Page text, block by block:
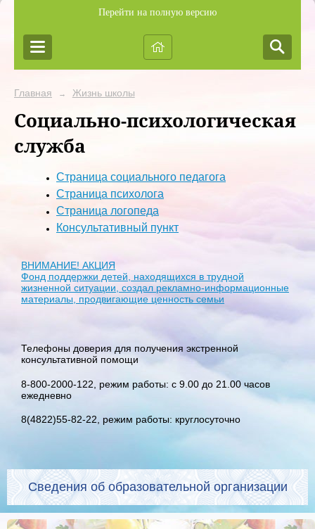
Перейти на полную версию
Главная → Жизнь школы
Социально-психологическая
служба
Страница социального педагога
Страница психолога
Страница логопеда
Консультативный пункт
ВНИМАНИЕ! АКЦИЯ
Фонд поддержки детей, находящихся в трудной
жизненной ситуации, создал рекламно-информационные
материалы, продвигающие ценность семьи
Телефоны доверия для получения экстренной
консультативной помощи
8-800-2000-122, режим работы: с 9.00 до 21.00 часов
ежедневно
8(4822)55-82-22, режим работы: круглосуточно
Сведения об образовательной организации